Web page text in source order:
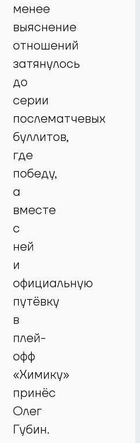
менее
выяснение
отношений
затянулось
до
серии
послематчевых
буллитов,
где
победу,
а
вместе
с
ней
и
официальную
путёвку
в
плей-
офф
«Химику»
принёс
Олег
Губин.